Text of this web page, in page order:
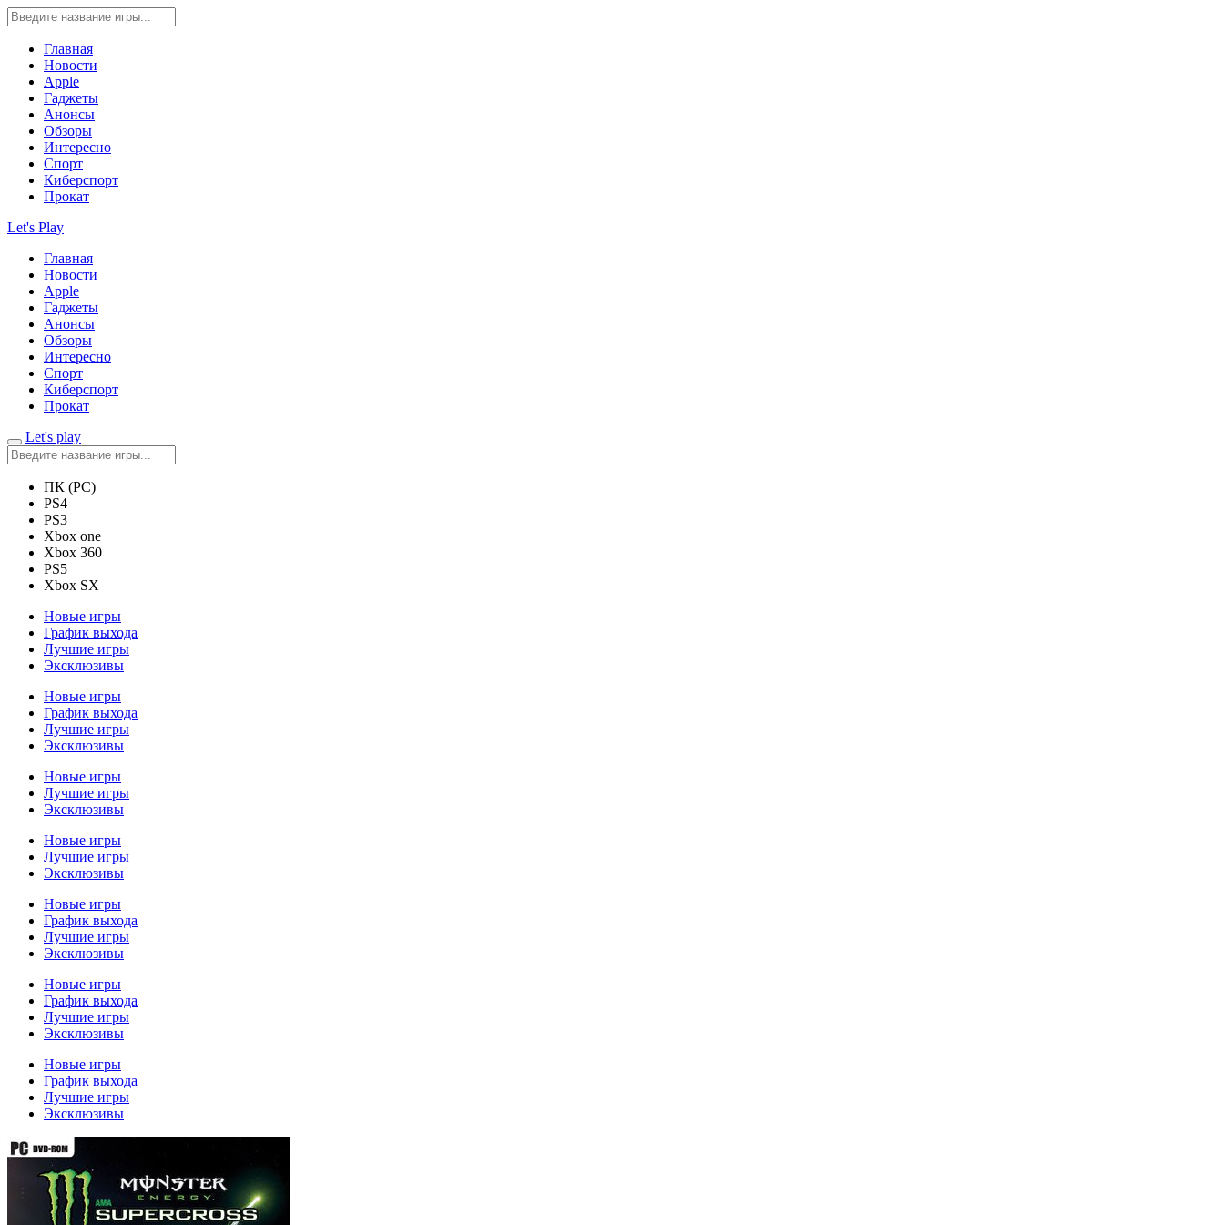
Главная
Новости
Apple
Гаджеты
Анонсы
Обзоры
Интересно
Спорт
Киберспорт
Прокат
Let's Play
Главная
Новости
Apple
Гаджеты
Анонсы
Обзоры
Интересно
Спорт
Киберспорт
Прокат
Let's play
ПК (PC)
PS4
PS3
Xbox one
Xbox 360
PS5
Xbox SX
Новые игры
График выхода
Лучшие игры
Эксклюзивы
Новые игры
График выхода
Лучшие игры
Эксклюзивы
Новые игры
Лучшие игры
Эксклюзивы
Новые игры
Лучшие игры
Эксклюзивы
Новые игры
График выхода
Лучшие игры
Эксклюзивы
Новые игры
График выхода
Лучшие игры
Эксклюзивы
Новые игры
График выхода
Лучшие игры
Эксклюзивы